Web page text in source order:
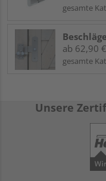
gesamte
Beschläge
ab 62,90
gesamte
Unsere